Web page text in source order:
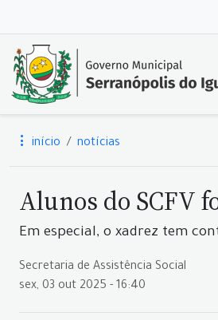
início notícias
Alunos do SCFV
Em especial, o xadrez tem
Secretaria de Assistência Social
sex, 03 out 2025 - 16:40